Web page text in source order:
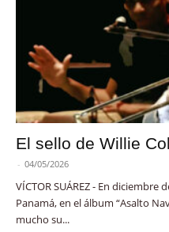
El sello de Willie
- 04/05/2026
VÍCTOR SUÁREZ - En
Panamá, en el álbum “Asalto
mucho su...